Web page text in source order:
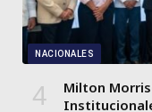
NACIONALES
Milton